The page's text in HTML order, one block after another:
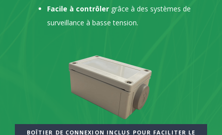
Facile à contrôler grâce à des systèmes de
surveillance à basse tension.
BOÎTIER DE CONNEXION INCLUS POUR FACILITER LE